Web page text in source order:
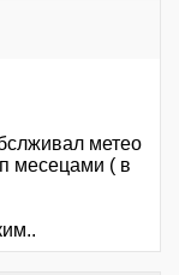
метео
месецами ( в